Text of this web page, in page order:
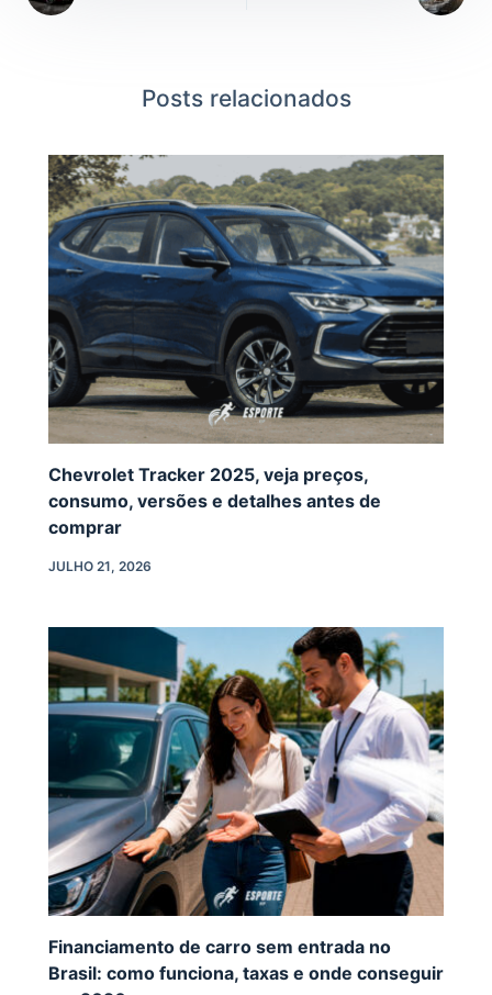
Posts relacionados
Chevrolet Tracker 2025, veja preços,
consumo, versões e detalhes antes de
comprar
JULHO 21, 2026
Financiamento de carro sem entrada no
Brasil: como funciona, taxas e onde conseguir